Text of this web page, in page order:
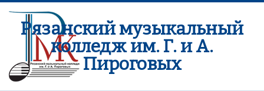
Рязанский музыкальный
колледж им. Г. и А.
Пироговых